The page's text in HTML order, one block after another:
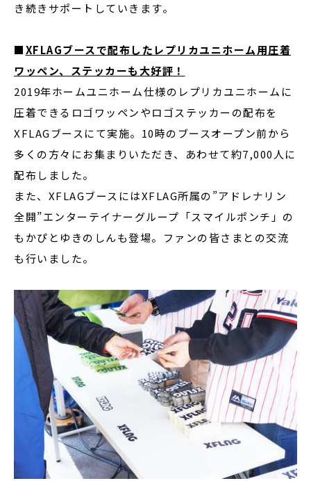
き続きサポートしていきます。
■XFLAGブースで配布したレプリカユニホーム用圧着
ワッペン、ステッカーも大好評！
2019年ホームユニホーム仕様のレプリカユニホームに
圧着できるロゴワッペンやロゴステッカーの配布を
XFLAGブースにて実施。10時のブースオープン前から
多くの方々にお集まりいただき、あわせて約7,000人に
配布しました。
また、XFLAGブースにはXFLAG所属の”アドレナリン
全開”エンターテイナーグループ「スマイルポンチ」の
もかぴとゆきのしんも登場。ファンの皆さまとの交流
も行いました。